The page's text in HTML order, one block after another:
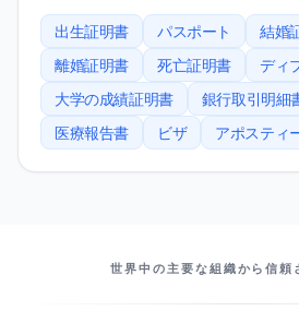
出生証明書 パスポート
結婚
離婚証明書
死亡証明書
ディ
大学の成績証明書
銀行取引明細
医療報告書
ビザ アポスティ
当社のパートナー世界中の主要な組織から信頼